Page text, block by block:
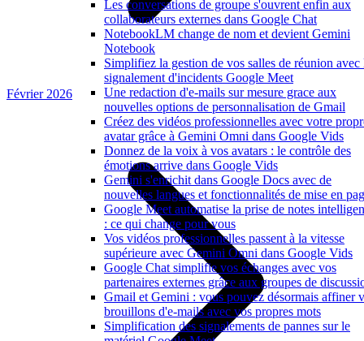
Les conversations de groupe s'ouvrent enfin aux
collaborateurs externes dans Google Chat
NotebookLM change de nom et devient Gemini
Notebook
Simplifiez la gestion de vos salles de réunion avec
signalement d'incidents Google Meet
Une redaction d'e-mails sur mesure grace aux
nouvelles options de personnalisation de Gmail
Créez des vidéos professionnelles avec votre
avatar grâce à Gemini Omni dans Google Vids
Donnez de la voix à vos avatars : le contrôle des
émotions arrive dans Google Vids
Gemini s'enrichit dans Google Docs avec de
nouvelles langues et fonctionnalités de mise en
Google Meet automatise la prise de notes
: ce qui change pour vous
Vos vidéos professionnelles passent à la vitesse
supérieure avec Gemini Omni dans Google Vids
Google Chat simplifie vos échanges avec vos
partenaires externes grâce aux groupes de
Gmail et Gemini : vous pouvez désormais affiner
brouillons d'e-mails avec vos propres mots
Simplification des signalements de pannes sur le
Février 2026